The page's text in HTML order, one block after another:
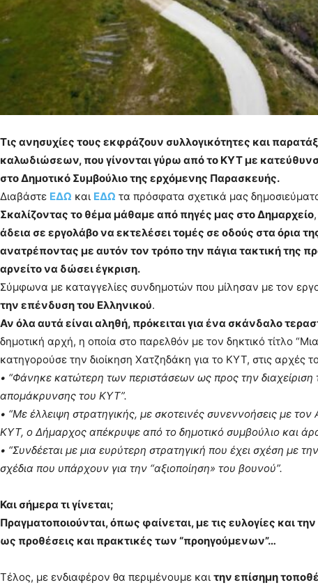
Τις ανησυχίες τους εκφράζουν συλλογικότητες και
καλωδιώσεων, που γίνονται γύρω από το ΚΥΤ με
στο Δημοτικό Συμβούλιο της ερχόμενης Παρασκευής.
Διαβάστε ΕΔΩ και ΕΔΩ τα πρόσφατα σχετικά μας
Σκαλίζοντας το θέμα μάθαμε από πηγές μας στο Δημαρχείο
άδεια σε εργολάβο να εκτελέσει τομές σε οδούς στα όρια
ανατρέποντας με αυτόν τον τρόπο την πάγια τακτική της
αρνείτο να δώσει έγκριση.
Σύμφωνα με καταγγελίες συνδημοτών που μίλησαν με τον
την επένδυση του Ελληνικού.
Αν όλα αυτά είναι αληθή, πρόκειται για ένα σκάνδαλο
δημοτική αρχή, η οποία στο παρελθόν με τον δηκτικό τίτλο
κατηγορούσε την διοίκηση Χατζηδάκη για το ΚΥΤ, στις αρχές
• “Φάνηκε κατώτερη των περιστάσεων ως προς την
απομάκρυνσης του ΚΥΤ”.
• “Με έλλειψη στρατηγικής, με σκοτεινές συνεννοήσεις με
ΚΥΤ, ο Δήμαρχος απέκρυψε από το δημοτικό συμβούλιο και
• “Συνδέεται με μια ευρύτερη στρατηγική που έχει σχέση με
σχέδια που υπάρχουν για την “αξιοποίηση» του βουνού”.
Και σήμερα τι γίνεται;
Πραγματοποιούνται, όπως φαίνεται, με τις ευλογίες και
ως προθέσεις και πρακτικές των “προηγούμενων”…
Τέλος, με ενδιαφέρον θα περιμένουμε και την επίσημη